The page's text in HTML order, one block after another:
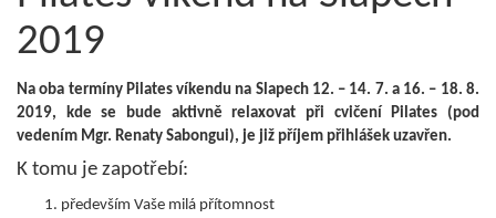
2019
Na oba termíny Pilates víkendu na Slapech 12. – 14. 7. a 16. – 18. 8.
2019, kde se bude aktivně relaxovat při cvičení Pilates (pod
vedením Mgr. Renaty Sabongui), je již příjem přihlášek uzavřen.
K tomu je zapotřebí:
především Vaše milá přítomnost